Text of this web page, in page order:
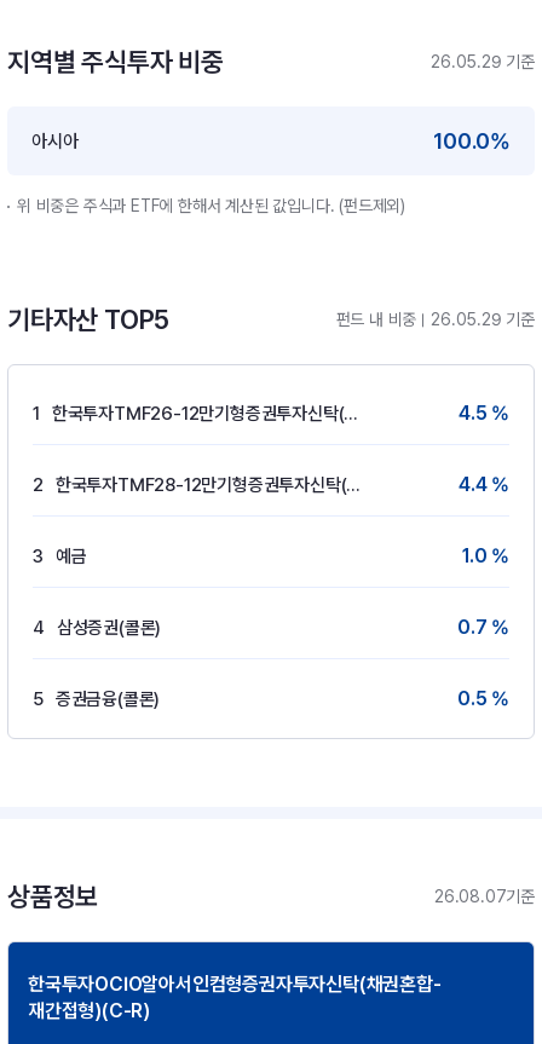
지역별 주식투자 비중 26.05.29 기준
아시아 100.0%
위 비중은 주식과 ETF에 한해서 계산된 값입니다. (펀드제외)
기타자산 TOP5 펀드 내 비중 26.05.29 기준
1 한국투자TMF26-12만기형증권투자신탁(채권) 4.5 %
2 한국투자TMF28-12만기형증권투자신탁(채권) 4.4 %
3 예금 1.0 %
4 삼성증권(콜론) 0.7 %
5 증권금융(콜론) 0.5 %
상품정보 26.08.07기준
한국투자OCIO알아서인컴형증권자투자신탁(채권혼합-
재간접형)(C-R)